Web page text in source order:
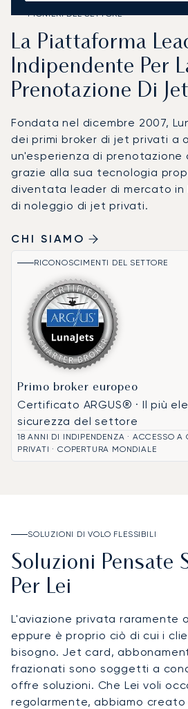
PIONIERI DEL SETTORE
La Piattaforma
Indipendente Per
Prenotazione Di
Fondata nel dicembre 2007,
dei primi broker di jet privati a
un'esperienza di prenotazione
grazie alla sua tecnologia
diventata leader di mercato in
di noleggio di jet privati.
CHI SIAMO
RICONOSCIMENTI DEL SETTORE
Primo broker europeo
Certificato ARGUS® · Il più
sicurezza del settore
18 ANNI DI INDIPENDENZA · ACCESSO
PRIVATI · COPERTURA MONDIALE
SOLUZIONI DI VOLO FLESSIBILI
Soluzioni Pensate
Per Lei
L'aviazione privata raramente
eppure è proprio ciò di cui i
bisogno. Jet card,
frazionati sono soggetti a
offre soluzioni. Che Lei voli
regolarmente, abbiamo